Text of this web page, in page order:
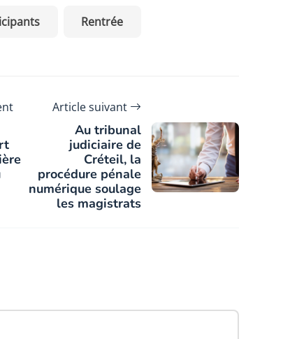
Rentrée
Article suivant
Au tribunal
judiciaire de
Créteil, la
procédure pénale
numérique soulage
les magistrats